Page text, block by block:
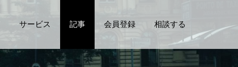
サービス 記事 会員登録 相談する